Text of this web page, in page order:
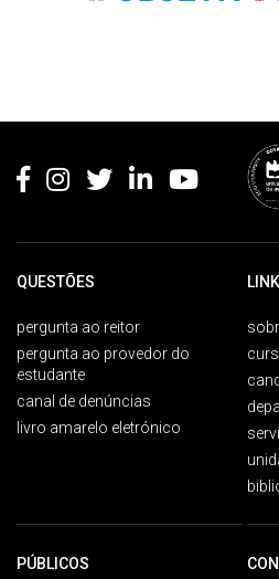
QUESTÕES
pergunta ao reitor
pergunta ao provedor do
estudante
canal de denúncias
livro amarelo eletrónico
PÚBLICOS